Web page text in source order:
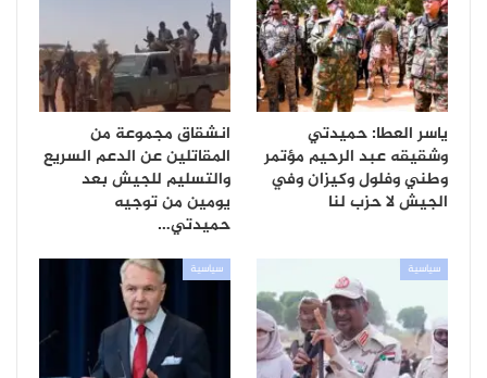
ياسر العطا: حميدتي
وشقيقه عبد الرحيم مؤتمر
وطني وفلول وكيزان وفي
الجيش لا حزب لنا
انشقاق مجموعة من
المقاتلين عن الدعم السريع
والتسليم للجيش بعد
يومين من توجيه
حميدتي…
سياسية سياسية